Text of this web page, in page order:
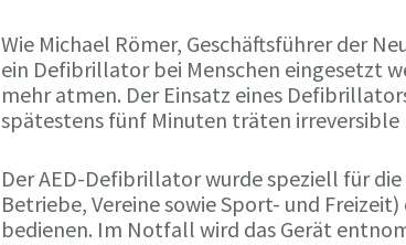
Wie Michael Römer, Geschäftsführer der
ein Defibrillator bei Menschen eingesetzt
mehr atmen. Der Einsatz eines
spätestens fünf Minuten träten irreversible
Der AED-Defibrillator wurde speziell für
Betriebe, Vereine sowie Sport- und
bedienen. Im Notfall wird das Gerät